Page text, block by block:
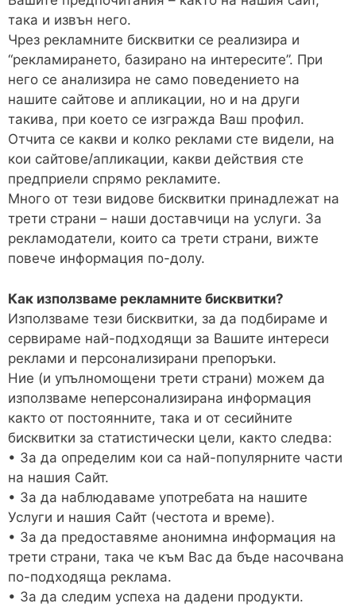
така и извън него.
Чрез рекламните бисквитки се реализира и
“рекламирането, базирано на интересите”. При
него се анализира не само поведението на
нашите сайтове и апликации, но и на други
такива, при което се изгражда Ваш профил.
Отчита се какви и колко реклами сте видели, на
кои сайтове/апликации, какви действия сте
предприели спрямо рекламите.
Много от тези видове бисквитки принадлежат на
трети страни – наши доставчици на услуги. За
рекламодатели, които са трети страни, вижте
повече информация по-долу.
Как използваме рекламните бисквитки?
Използваме тези бисквитки, за да подбираме и
сервираме най-подходящи за Вашите интереси
реклами и персонализирани препоръки.
Ние (и упълномощени трети страни) можем да
използваме неперсонализирана информация
както от постоянните, така и от сесийните
бисквитки за статистически цели, както следва:
• За да определим кои са най-популярните части
на нашия Сайт.
• За да наблюдаваме употребата на нашите
Услуги и нашия Сайт (честота и време).
• За да предоставяме анонимна информация на
трети страни, така че към Вас да бъде насочвана
по-подходяща реклама.
• За да следим успеха на дадени продукти.